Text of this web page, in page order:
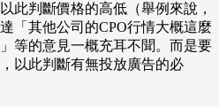
此判斷價格的高低（舉例來說，
「其他公司的CPO行情大概這麼
等的意見一概充耳不聞。而是要
以此判斷有無投放廣告的必